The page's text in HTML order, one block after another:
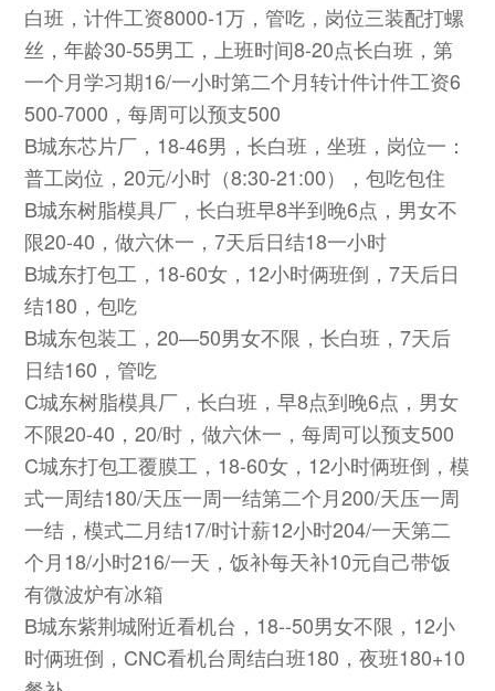
白班，计件工资8000-1万，管吃，岗位三装配打螺
丝，年龄30-55男工，上班时间8-20点长白班，第
一个月学习期16/一小时第二个月转计件计件工资6
500-7000，每周可以预支500
B城东芯片厂，18-46男，长白班，坐班，岗位一：
普工岗位，20元/小时（8:30-21:00），包吃包住
B城东树脂模具厂，长白班早8半到晚6点，男女不
限20-40，做六休一，7天后日结18一小时
B城东打包工，18-60女，12小时俩班倒，7天后日
结180，包吃
B城东包装工，20—50男女不限，长白班，7天后
日结160，管吃
C城东树脂模具厂，长白班，早8点到晚6点，男女
不限20-40，20/时，做六休一，每周可以预支500
C城东打包工覆膜工，18-60女，12小时俩班倒，模
式一周结180/天压一周一结第二个月200/天压一周
一结，模式二月结17/时计薪12小时204/一天第二
个月18/小时216/一天，饭补每天补10元自己带饭
有微波炉有冰箱
B城东紫荆城附近看机台，18--50男女不限，12小
时俩班倒，CNC看机台周结白班180，夜班180+10